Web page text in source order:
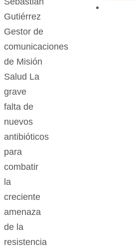
Gutiérrez
Gestor de
comunicaciones
de Misión
Salud La
grave
falta de
nuevos
antibióticos
para
combatir
la
creciente
amenaza
de la
resistencia